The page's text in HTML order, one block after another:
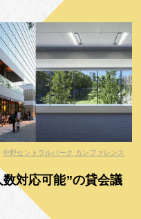
中野セントラルパーク カンファレンス
対応可能”の貸会議